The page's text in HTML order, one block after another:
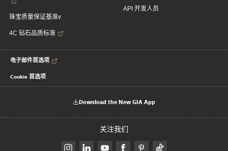
珠宝质量保证基准v
4C 钻石品质标准
API 开发人员
电子邮件首选项
Cookie 首选项
Download the New GIA App
关注我们